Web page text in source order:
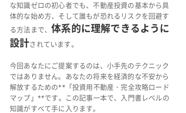
な知識ゼロの初心者でも、不動産投資の基本から具
体的な始め方、そして誰もが恐れるリスクを回避す
る方法まで、体系的に理解できるように
設計されています。
今回あなたにご提案するのは、小手先のテクニック
ではありません。あなたの将来を経済的な不安から
解放するための**「投資用不動産・完全攻略ロード
マップ」**です。この記事一本で、入門書レベルの
知識がすべて手に入ります。